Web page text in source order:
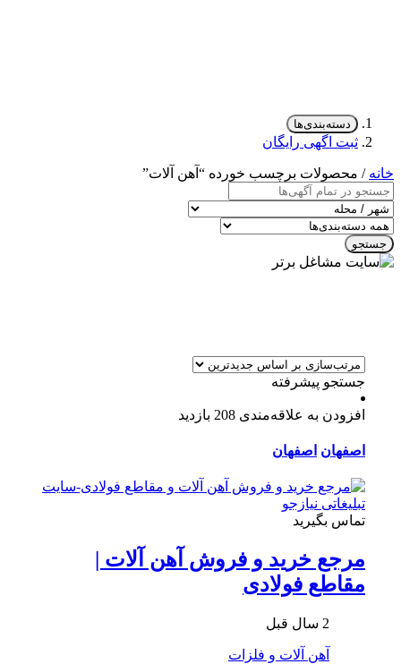
دسته‌بندی‌ها
ثبت اگهی رایگان
خانه / محصولات برچسب خورده “آهن آلات”
جستجو
جستجو پیشرفته
افزودن به علاقه‌مندی 208 بازدید
اصفهان اصفهان
تماس بگیرید
مرجع خرید و فروش آهن آلات |
مقاطع فولادی
2 سال قبل
آهن آلات و فلزات